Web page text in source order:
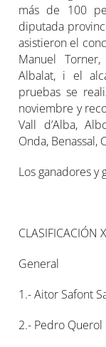
más de 100
diputada
asistieron el
Manuel
Albalat, i el
pruebas se
noviembre y
Vall d’Alba,
Onda, Benassal,
Los ganadores y
CLASIFICACIÓN
General
1.- Aitor Safont
2.- Pedro